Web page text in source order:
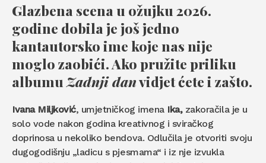
Glazbena scena u ožujku 2026.
godine dobila je još jedno
kantautorsko ime koje nas nije
moglo zaobići. Ako pružite priliku
albumu Zadnji danvidjet ćete i zašto.
Ivana Miljković, umjetničkog imena Ika,zakoračila je u
solo vode nakon godina kreativnog i sviračkog
doprinosa u nekoliko bendova. Odlučila je otvoriti svoju
dugogodišnju „ladicu s pjesmama“ i iz nje izvukla